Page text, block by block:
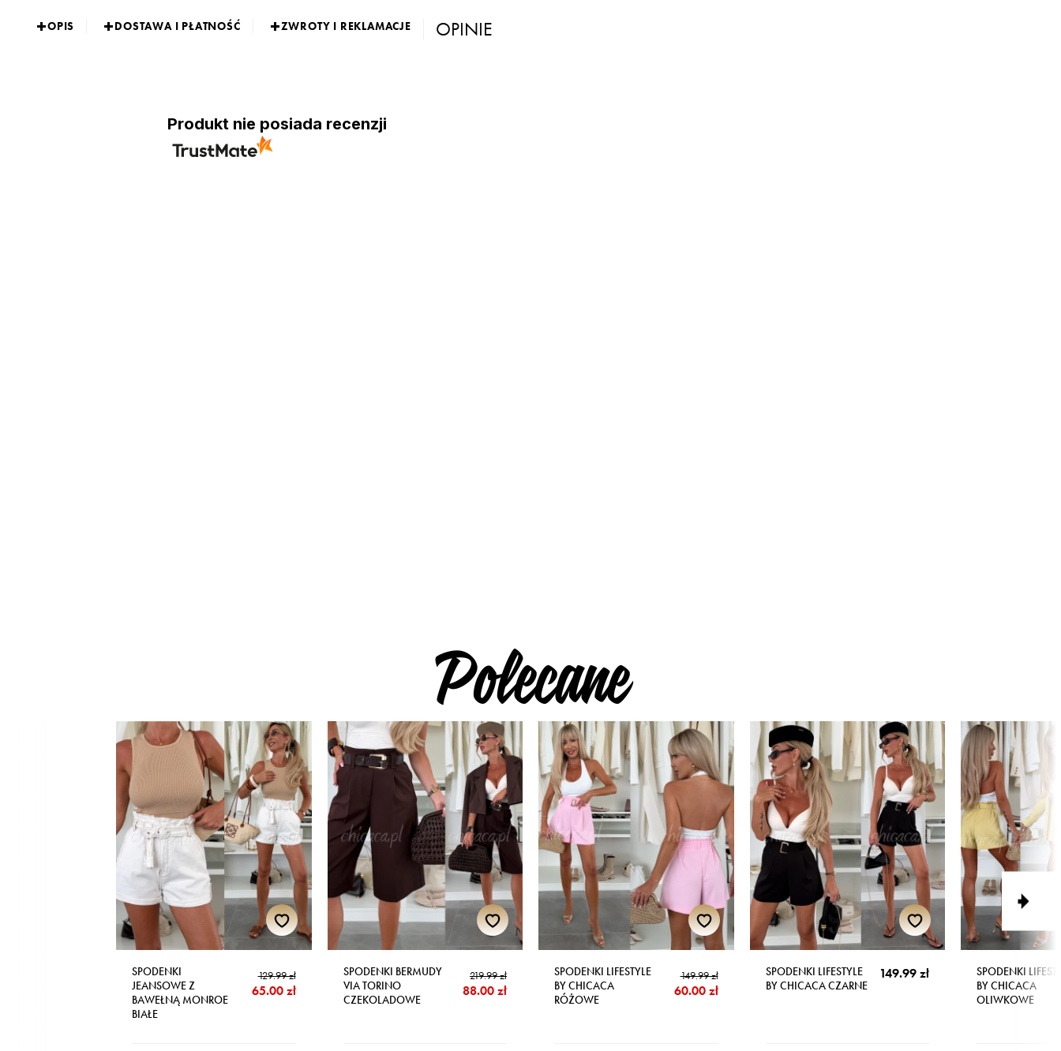
OPIS DOSTAWA I PŁATNOŚĆ ZWROTY I REKLAMACJE OPINIE
Produkt nie posiada recenzji
Polecane
SPODENKI
JEANSOWE Z
BAWEŁNĄ MONROE
BIAŁE
129.99 zł
65.00 zł
SPODENKI BERMUDY
VIA TORINO
CZEKOLADOWE
219.99 zł
88.00 zł
SPODENKI LIFESTYLE
BY CHICACA
RÓŻOWE
149.99 zł
60.00 zł
SPODENKI LIFESTYLE
BY CHICACA CZARNE
149.99 zł
SPODENKI
BY CHICACA
OLIWKOWE